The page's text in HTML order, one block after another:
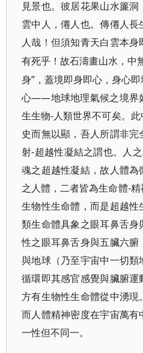
見景也。彼居花果山水簾
雲中人，僊人也。傳僊人長
人哉！但須知青天白雲本
有死乎！故石濤畫山水，中
身”，蓋境即身即心，身心
心——地球地理氣候之境界
生生物-人類世界不可矣。
史而無以顯，吾人所謂非
射-超越性凝結之謂也。人
魂之超越性凝結，故人體
之人體，二者皆為生命體-
生物性生命體，而是超越性
類生命體具象之眼耳鼻舌
性之眼耳鼻舌身與五臟六
與地球（乃至宇宙中一切類
循環即其感官感覺與臟腑
方有生物性生命體從中湧現
而人體精神密度在宇宙萬
一性但不同一。